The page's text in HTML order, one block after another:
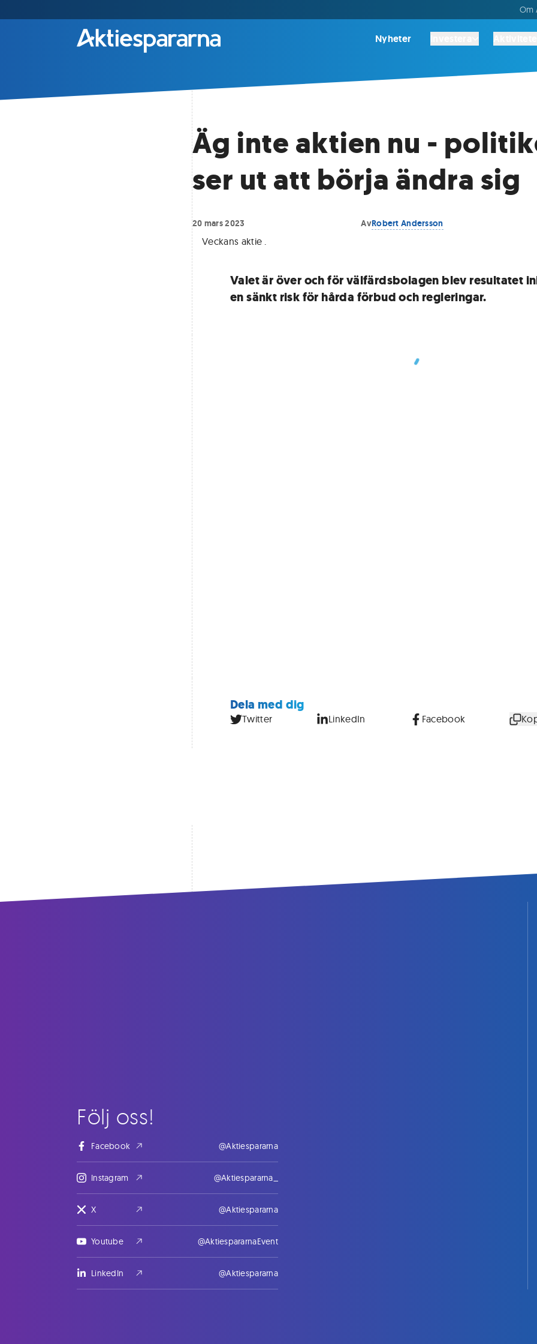
Om
Nyheter
Äg inte aktien nu -
ser ut att börja ändra sig
20 mars 2023 AvRobert Andersson
Veckans aktie .
Valet är över och för välfärdsbolagen blev resultatet
en sänkt risk för hårda förbud och regleringar.
Dela med dig
Twitter LinkedIn Facebook
Följ oss!
Facebook @Aktiespararna
Instagram @Aktiespararna_
X @Aktiespararna
Youtube @AktiespararnaEvent
LinkedIn @Aktiespararna